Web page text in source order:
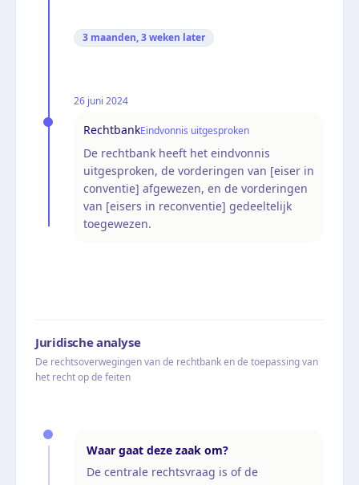
3 maanden, 3 weken later
26 juni 2024
RechtbankEindvonnis uitgesproken
De rechtbank heeft het eindvonnis
uitgesproken, de vorderingen van [eiser in
conventie] afgewezen, en de vorderingen
van [eisers in reconventie] gedeeltelijk
toegewezen.
Juridische analyse
De rechtsoverwegingen van de rechtbank en de toepassing van
het recht op de feiten
Waar gaat deze zaak om?
De centrale rechtsvraag is of de